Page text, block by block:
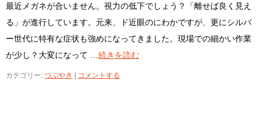
最近メガネが合いません。視力の低下でしょう？「離せば良く見え
る」が進行しています。元来、ド近眼のにわかですが、更にシルバ
ー世代に特有な症状も強めになってきました。現場での細かい作業
が少し？大変になって … 続きを読む
カテゴリー: つぶやき コメントする